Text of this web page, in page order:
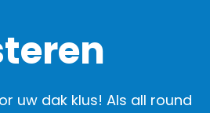
uw dak klus! Als all round